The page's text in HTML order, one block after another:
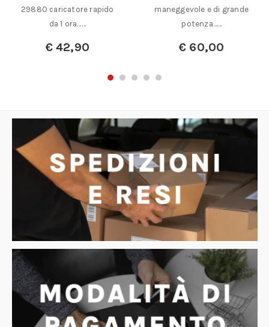
29880 caricatore rapido
da 1 ora……
€42,90
maneggevole e di grande
potenza……
€60,00